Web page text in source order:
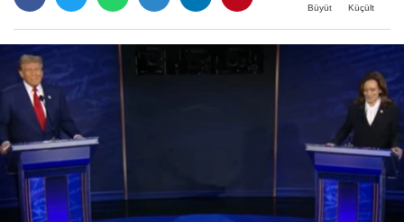
Büyüt Küçült